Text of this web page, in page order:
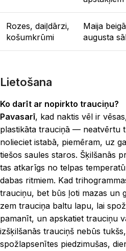
Rozes, daiļdārzi,
košumkrūmi
Maija
augusta
Lietošana
Ko darīt ar nopirkto trauciņu?
Pavasarī, kad naktis vēl ir
plastikāta trauciņā — neatvērtu
nolieciet istabā, piemēram, uz
tiešos saules staros. Šķilšanās
tas atkarīgs no telpas
dabas ritmiem. Kad
trauciņu, bet būs ļoti mazas un
zem trauciņa baltu lapu, lai
pamanīt, un apskatiet trauciņu
izšķilšanās trauciņš nebūs
spožlapsenītes piedzimušas,